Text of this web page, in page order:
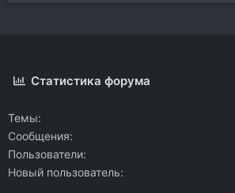
Статистика форума
Темы
Сообщения
Пользователи
Новый пользователь